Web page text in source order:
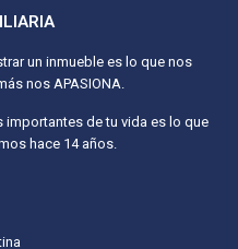
un inmueble es lo que nos
nos APASIONA.
de tu vida es lo que
hace 14 años.